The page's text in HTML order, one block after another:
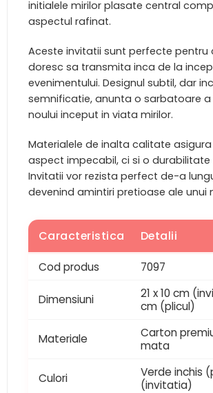
initialele mirilor plasate central
aspectul rafinat.
Aceste invitatii sunt perfecte pentru
doresc sa transmita inca de la
evenimentului. Designul subtil, dar
semnificatie, anunta o sarbatoare a
noului inceput in viata mirilor.
Materialele de inalta calitate
aspect impecabil, ci si o durabilitate
Invitatii vor rezista perfect de-a
devenind amintiri pretioase ale unui
Caracteristica Detalii
Cod produs 7097
Dimensiuni
21 x 10 cm
cm (plicul)
Materiale
Carton
mata
Culori
Verde inchis
(invitatia)